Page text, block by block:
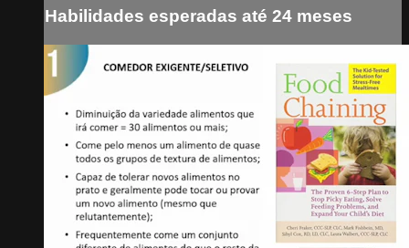
Habilidades esperadas até 24 meses